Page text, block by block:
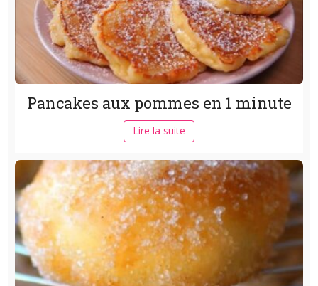
Pancakes aux pommes en 1 minute
Lire la suite